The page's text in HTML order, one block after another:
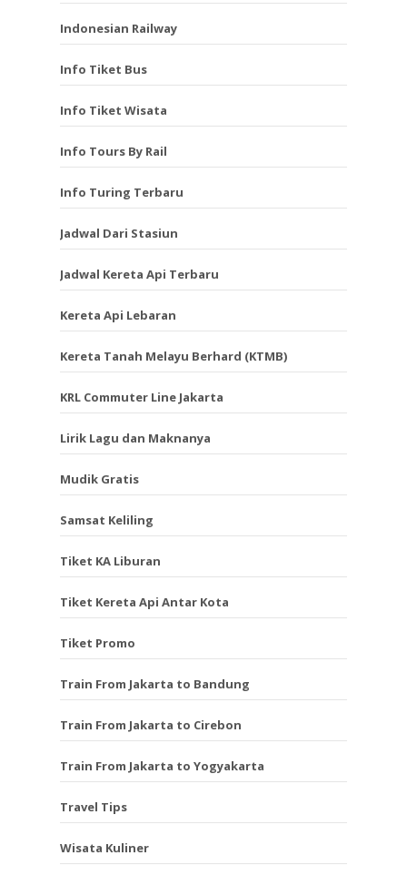
Indonesian Railway
Info Tiket Bus
Info Tiket Wisata
Info Tours By Rail
Info Turing Terbaru
Jadwal Dari Stasiun
Jadwal Kereta Api Terbaru
Kereta Api Lebaran
Kereta Tanah Melayu Berhard (KTMB)
KRL Commuter Line Jakarta
Lirik Lagu dan Maknanya
Mudik Gratis
Samsat Keliling
Tiket KA Liburan
Tiket Kereta Api Antar Kota
Tiket Promo
Train From Jakarta to Bandung
Train From Jakarta to Cirebon
Train From Jakarta to Yogyakarta
Travel Tips
Wisata Kuliner